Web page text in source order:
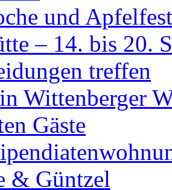
und Apfelfest
– 14. bis 20.
treffen
Wittenberger
Gäste
& Güntzel